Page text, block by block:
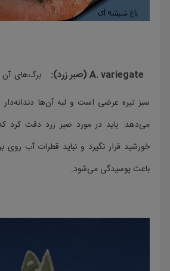
A. variegate (صبر زرد):
برگ‌های آن
سبز تیره عرضی است و لبه آن‌ها
می‌دهد. باید در مورد صبر زرد دقت کرد
خورشید قرار نگیرد و نباید قطرات آب
باعث پوسیدگی می‌شود.